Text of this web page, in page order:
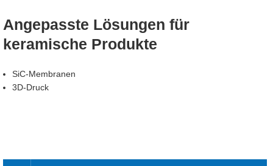
Angepasste Lösungen für
keramische Produkte
SiC-Membranen
3D-Druck